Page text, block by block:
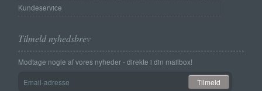
Kundeservice
Tilmeld nyhedsbrev
Modtage nogle af vores nyheder - direkte i din mailbox!
adresse
Tilmeld